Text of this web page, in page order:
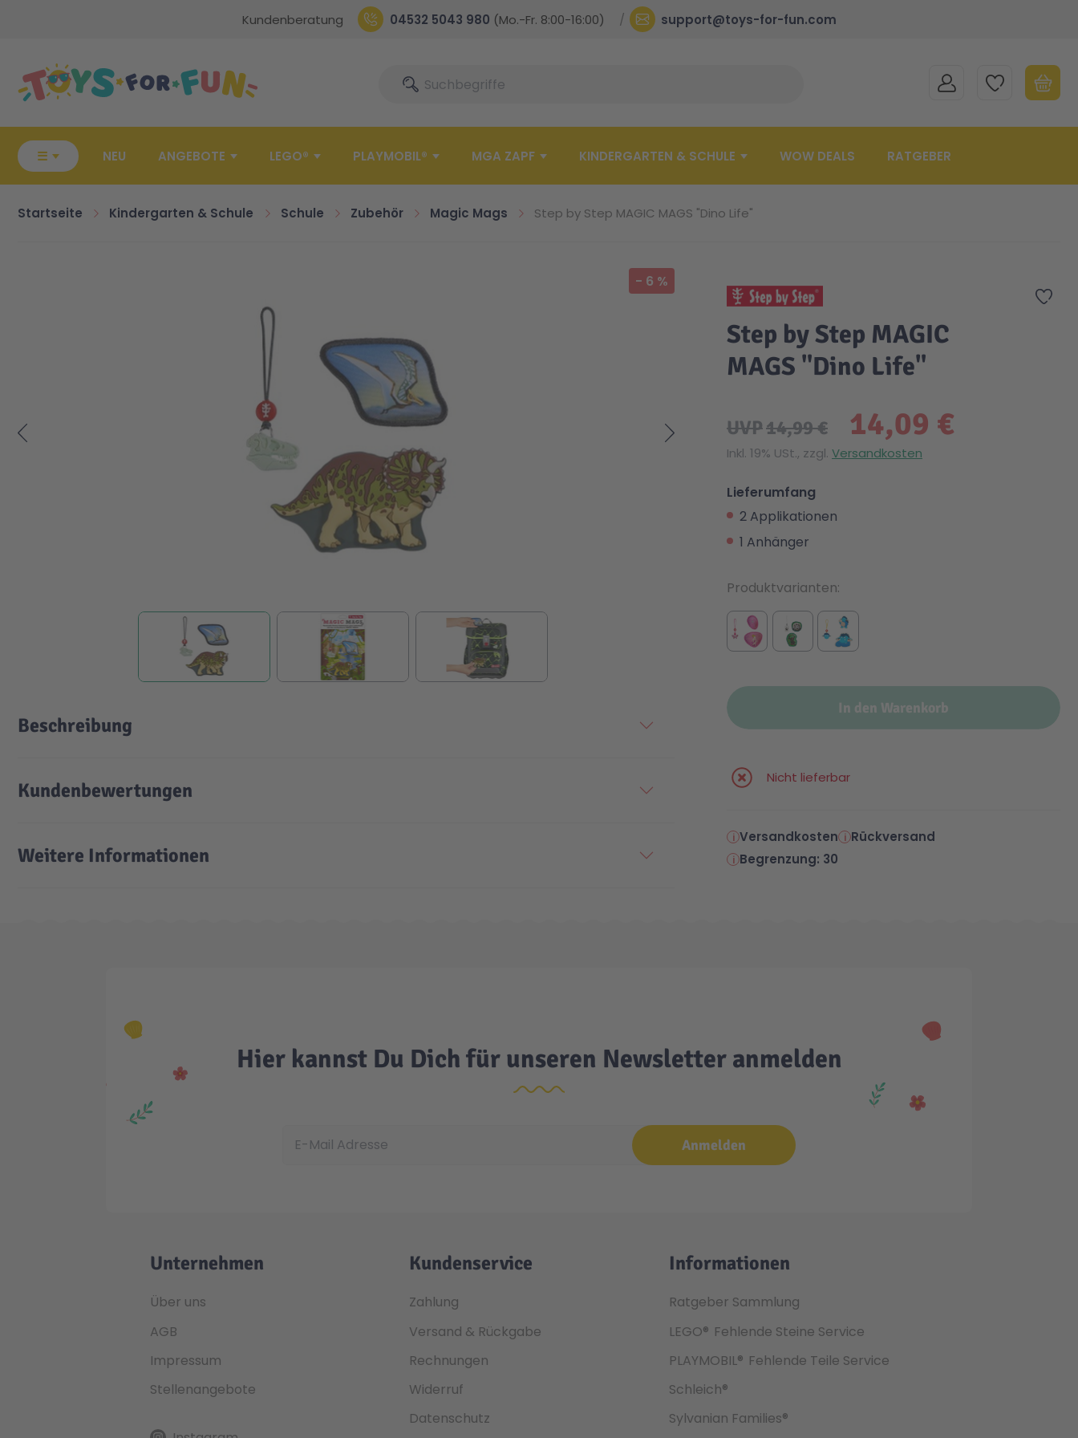
Kundenberatung 04532 5043 980 (Mo.-Fr. 8:00-16:00) support@toys-for-fun.com
SucheSuche MEIN KONTOMEINE WUNSCHLISTE
☰ NEU ANGEBOTE LEGO® PLAYMOBIL® MGA ZAPF KINDERGARTEN & SCHULE WOW DEALS RATGEBER
Startseite Kindergarten & Schule Schule Zubehör Magic Mags Step by Step MAGIC MAGS "Dino Life"
- 6 %
Zur
Step by Step MAGIC
MAGS "Dino Life"
14,09 €
UVP14,99 €
Inkl. 19% USt., zzgl. Versandkosten
Lieferumfang
2 Applikationen
1 Anhänger
In den Warenkorb
Nicht lieferbar
Produktvarianten
Versandkosten
Rückversand
Begrenzung: 30
Beschreibung
Kundenbewertungen
Weitere Informationen
Hier kannst Du Dich für unseren Newsletter anmelden
Anmelden
Unternehmen
Über uns
AGB
Impressum
Stellenangebote
Kundenservice
Zahlung
Versand & Rückgabe
Rechnungen
Widerruf
Datenschutz
Informationen
Ratgeber Sammlung
LEGO® Fehlende Steine Service
PLAYMOBIL® Fehlende Teile Service
Schleich®
Sylvanian Families®